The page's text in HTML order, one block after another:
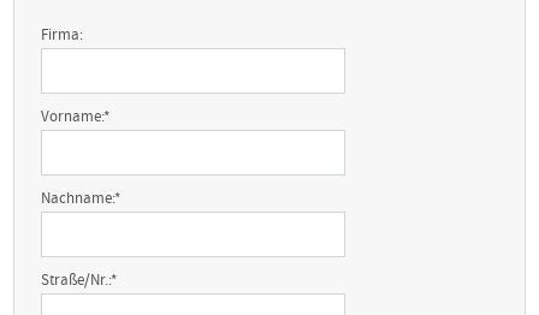
Firma:
Vorname:*
Nachname:*
Straße/Nr.:*